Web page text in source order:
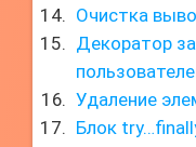
Очистка
Декоратор
Удаление
Блок